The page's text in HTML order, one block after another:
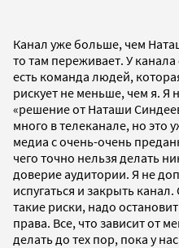
Канал уже больше, чем
то там переживает. У
есть команда людей,
рискует не меньше, чем я. Я
«решение от Наташи
много в телеканале, но это
медиа с очень-очень
чего точно нельзя делать
доверие аудитории. Я не
испугаться и закрыть
такие риски, надо
права. Все, что зависит от
делать до тех пор, пока у